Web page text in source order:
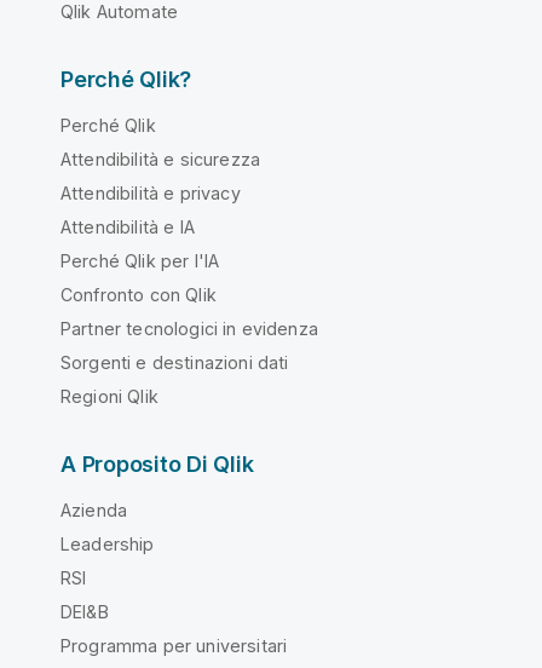
Qlik Automate
Perché Qlik?
Perché Qlik
Attendibilità e sicurezza
Attendibilità e privacy
Attendibilità e IA
Perché Qlik per l'IA
Confronto con Qlik
Partner tecnologici in evidenza
Sorgenti e destinazioni dati
Regioni Qlik
A Proposito Di Qlik
Azienda
Leadership
RSI
DEI&B
Programma per universitari